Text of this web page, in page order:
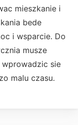
mieszkanie i
bede
i wsparcie. Do
musze
wprowadzic sie
malu czasu.